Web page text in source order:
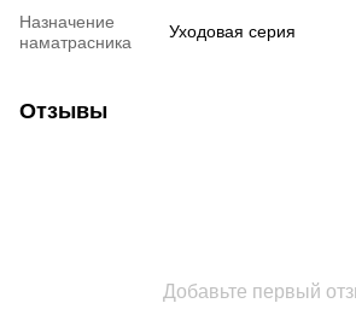
Назначение
наматрасника
Уходовая серия
Отзывы
Добавьте первый